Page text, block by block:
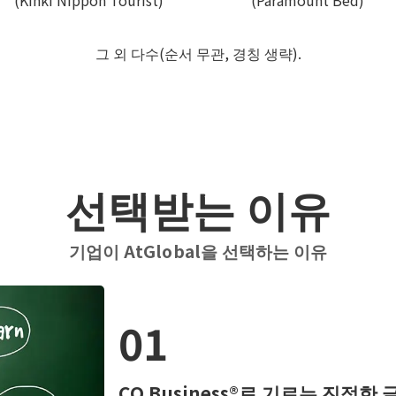
그 외 다수(순서 무관, 경칭 생략).
선택받는 이유
기업이 AtGlobal을 선택하는 이유
01